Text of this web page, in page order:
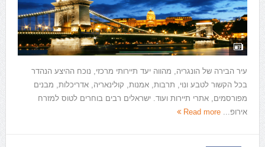
עיר הבירה של הונגריה, מהווה יעד תיירותי מרכזי, נוכח ההיצע הנהדר
בכל הקשור לטבע ונוי, תרבות, אמנות, קולינאריה, אדריכלות, מבנים
מפורסמים, אתרי תיירות ועוד. ישראלים רבים בוחרים לטוס למזרח
אירופ... Read more